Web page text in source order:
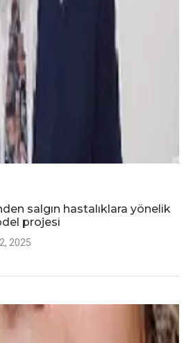
salgın hastalıklara yönelik
projesi
2025